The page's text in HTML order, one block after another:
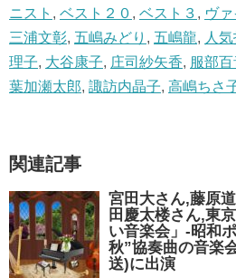
ニスト , ベスト２０ , ベスト３ , ヴ
三浦文彰, 五嶋みどり , 五嶋龍, 人
理子, 大谷康子, 庄司紗矢香, 服部
葉加瀬太郎, 諏訪内晶子, 高嶋ちさ
関連記事
宮田大さん,藤原
田慶太楼さん,東
い音楽会」-昭和
秋”協奏曲の音楽
送)に出演